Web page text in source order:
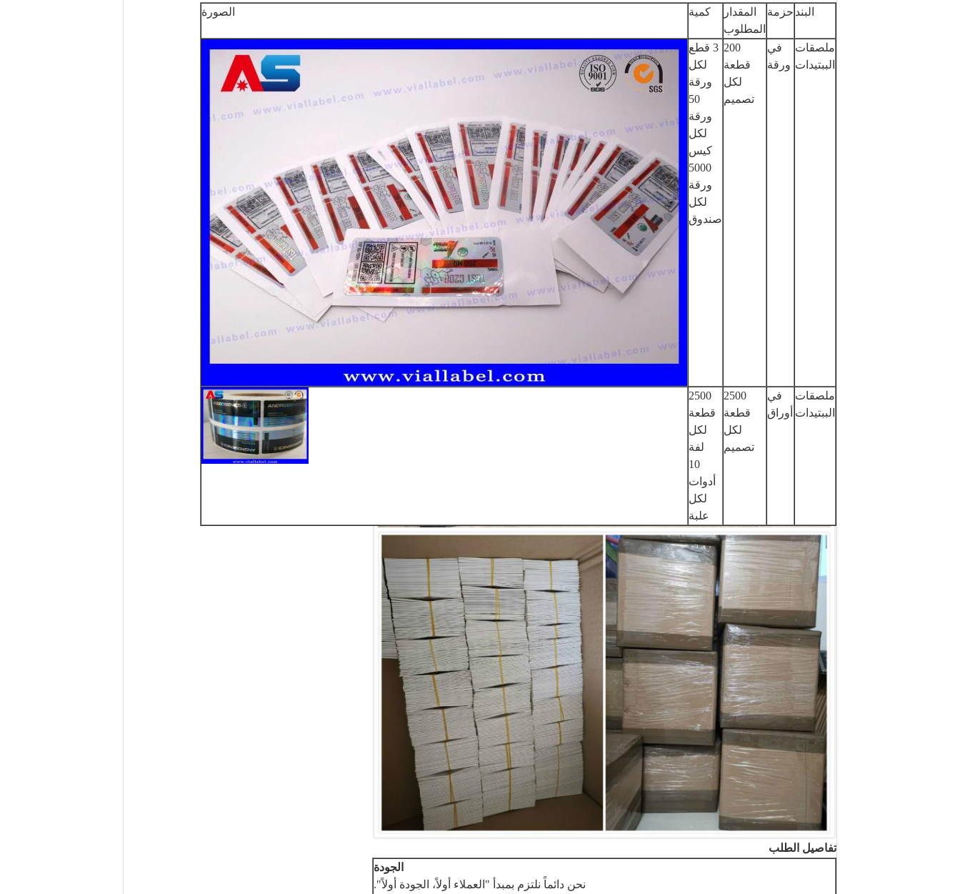
البند حزمة
المقدار
المطلوب
كمية الصورة
ملصقات
الببتيدات
في
ورقة
200
قطعة
لكل
تصميم
3 قطع
لكل
ورقة
50
ورقة
لكل
كيس
5000
ورقة
لكل
صندوق
ملصقات
الببتيدات
في
أوراق
2500
قطعة
لكل
تصميم
2500
قطعة
لكل
لفة
10
أدوات
لكل
علبة
تفاصيل الطلب
الجودة
نحن دائماً نلتزم بمبدأ "العملاء أولاً، الجودة أولاً".